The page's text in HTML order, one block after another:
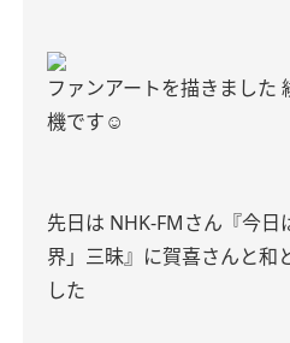
ファンアートを描きました
機です☺️
先日は NHK-FMさん『今
界」三昧』に賀喜さんと和
した